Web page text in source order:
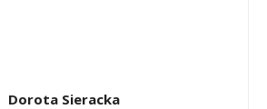
Dorota Sieracka